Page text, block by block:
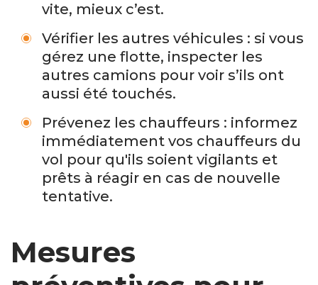
vite, mieux c’est.
Vérifier les autres véhicules : si vous
gérez une flotte, inspecter les
autres camions pour voir s’ils ont
aussi été touchés.
Prévenez les chauffeurs : informez
immédiatement vos chauffeurs du
vol pour qu'ils soient vigilants et
prêts à réagir en cas de nouvelle
tentative.
Mesures